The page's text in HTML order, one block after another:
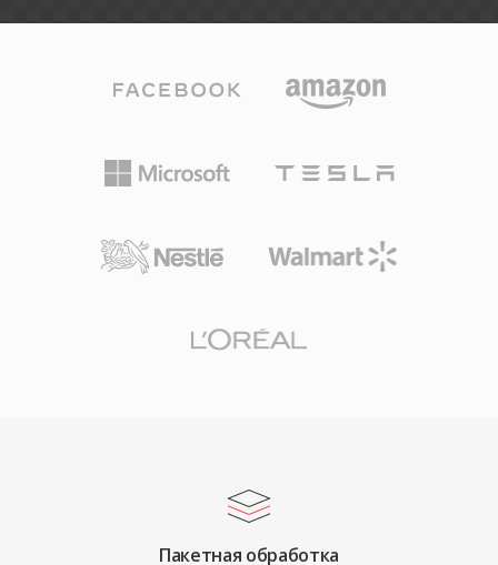
Пакетная обработка